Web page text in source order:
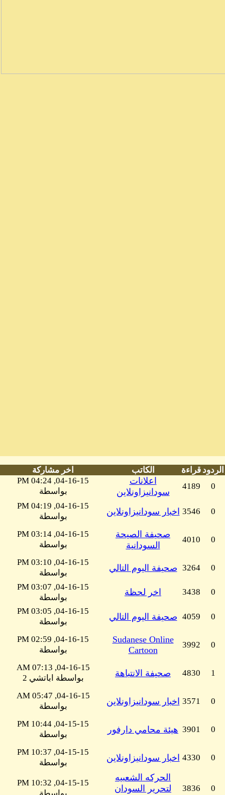
الردود قراءة الكاتب
اخر مشاركة
0
4189
اعلانات
سودانيزاونلاين
04-16-15, 04:24 PM
بواسطة
0
3546 اخبار سودانيزاونلاين
04-16-15, 04:19 PM
بواسطة
0
4010
صحيفة الصيحة
السودانية
04-16-15, 03:14 PM
بواسطة
0
3264 صحيفة اليوم التالي
04-16-15, 03:10 PM
بواسطة
0
3438 اخر لحظة
04-16-15, 03:07 PM
بواسطة
0
4059 صحيفة اليوم التالي
04-16-15, 03:05 PM
بواسطة
0
3992
Sudanese Online
Cartoon
04-16-15, 02:59 PM
بواسطة
1
4830 صحيفة الانتباهة
04-16-15, 07:13 AM
بواسطة اباتشي 2
0
3571 اخبار سودانيزاونلاين
04-16-15, 05:47 AM
بواسطة
0
3901 هيئة محامي دارفور
04-15-15, 10:44 PM
بواسطة
0
4330 اخبار سودانيزاونلاين
04-15-15, 10:37 PM
بواسطة
0
3836
الحركه الشعبيه
لتحرير السودان
04-15-15, 10:32 PM